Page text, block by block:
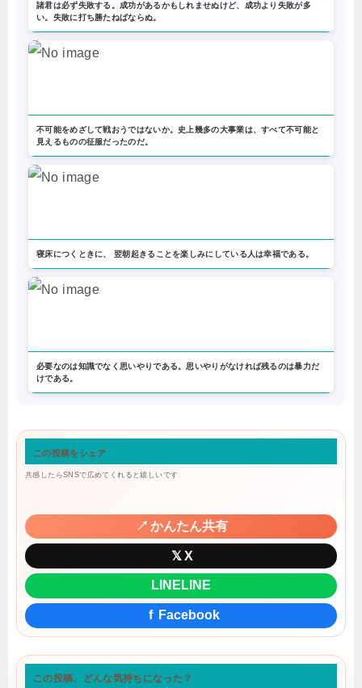
諸君は必ず失敗する。成功があるかもしれませぬけど、成功より失敗が多
い。失敗に打ち勝たねばならぬ。
不可能をめざして戦おうではないか。史上幾多の大事業は、すべて不可能と
見えるものの征服だったのだ。
寝床につくときに、 翌朝起きることを楽しみにしている人は幸福である。
必要なのは知識でなく思いやりである。思いやりがなければ残るのは暴力だ
けである。
この投稿をシェア
共感したらSNSで広めてくれると嬉しいです
↗ かんたん共有
𝕏 X
LINE LINE
f Facebook
この投稿、どんな気持ちになった？